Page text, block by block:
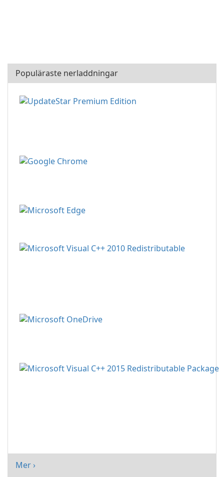
Populäraste nerladdningar
Mer ›